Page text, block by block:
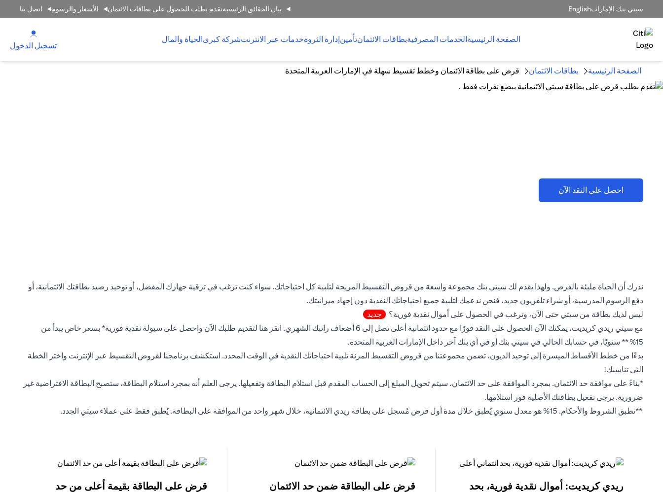
سيتي بنك الإماراتEnglish بيان الحقائق الرئيسيةتقدم بطلب للحصول على بطاقات الائتمان الأسعار والرسوم اتصل بنا
الصفحة الرئيسيةالخدمات المصرفيةبطاقات الائتمانتأمينإدارة الثروةخدمات عبر الانترنتشركة كبرىالحياة والمال
تسجيل الدخول
الصفحة الرئيسية بطاقات الائتمان قرض على بطاقة الائتمان وخطط تقسيط سهلة في الإمارات العربية المتحدة
احصل على النقد الآن
ندرك أن الحياة مليئة بالفرص. ولهذا يقدم لك سيتي بنك مجموعة واسعة من قروض التقسيط المريحة لتلبية كل احتياجاتك. سواء كنت ترغب في ترقية جهازك المفضل، أو توحيد رصيد بطاقتك الائتمانية، أو
دفع الرسوم المدرسية، أو شراء تلفزيون جديد، فنحن ندعمك لتلبية جميع احتياجاتك النقدية دون إجهاد ميزانيتك.
ليس لديك بطاقة من سيتي حتى الآن، وترغب في الحصول على أموال نقدية فورية؟
جديد
مع سيتي ريدي كريديت، يمكنك الآن الحصول على النقد فورًا مع حدود ائتمانية أعلى تصل إلى 6 أضعاف راتبك الشهري.
انقر هنا لتقديم طلبك الآن واحصل على سيولة نقدية فورية* بسعر خاص يبدأ من
15%** سنويًا، في حسابك الحالي في سيتي بنك أو في أي بنك آخر داخل الإمارات العربية المتحدة.
بدءًا من خطط الأقساط الميسرة إلى توحيد الديون، تضمن مجموعتنا من قروض التقسيط المرنة تلبية احتياجاتك النقدية في الوقت المحدد. استكشف برنامجنا لقروض التقسيط عبر الإنترنت واختر الخطة
التي تناسبك!
*بناءً على موافقة حد الائتمان. بمجرد الموافقة على حد الائتمان، سيتم تحويل المبلغ إلى الحساب المقدم قبل استلام البطاقة وتفعيلها. يرجى العلم أنه بمجرد استلام البطاقة، ستصبح البطاقة الافتراضية غير
ضرورية. يرجى تفعيل بطاقتك الأصلية فور استلامها.
**تطبق الشروط والأحكام. 15% هو معدل سنوي يُطبق خلال مدة أول قرض مُسجل على بطاقة ريدي الائتمانية، خلال شهر واحد من الموافقة على البطاقة. يُطبق فقط على عملاء سيتي الجدد.
ريدي كريديت: أموال نقدية فورية، بحد
قرض على البطاقة ضمن حد الائتمان
قرض على البطاقة بقيمة أعلى من حد